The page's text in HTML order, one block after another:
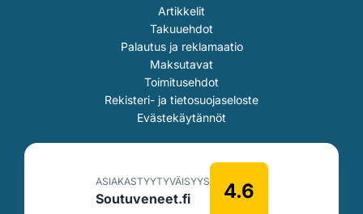
Artikkelit
Takuuehdot
Palautus ja reklamaatio
Maksutavat
Toimitusehdot
Rekisteri- ja tietosuojaseloste
Evästekäytännöt
ASIAKASTYYTYVÄISYYS
Soutuveneet.fi 4.6